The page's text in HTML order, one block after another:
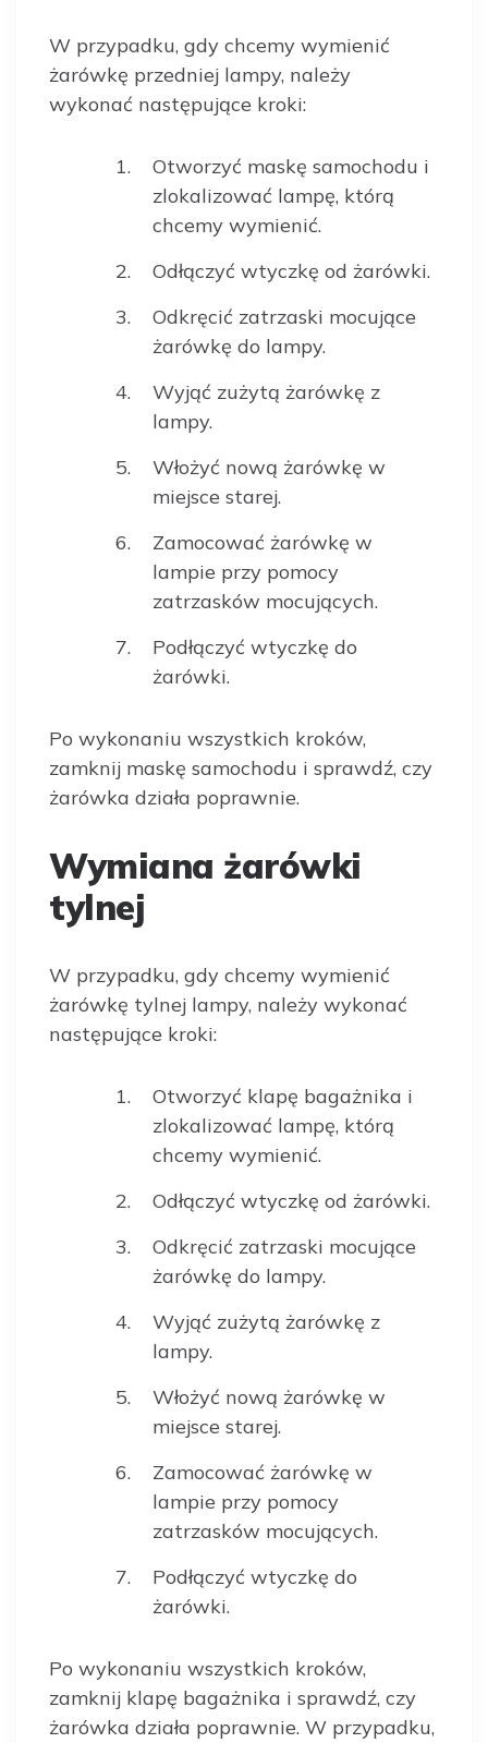
W przypadku, gdy chcemy wymienić
żarówkę przedniej lampy, należy
wykonać następujące kroki:
Otworzyć maskę samochodu i
zlokalizować lampę, którą
chcemy wymienić.
Odłączyć wtyczkę od żarówki.
Odkręcić zatrzaski mocujące
żarówkę do lampy.
Wyjąć zużytą żarówkę z
lampy.
Włożyć nową żarówkę w
miejsce starej.
Zamocować żarówkę w
lampie przy pomocy
zatrzasków mocujących.
Podłączyć wtyczkę do
żarówki.
Po wykonaniu wszystkich kroków,
zamknij maskę samochodu i sprawdź, czy
żarówka działa poprawnie.
Wymiana żarówki
tylnej
W przypadku, gdy chcemy wymienić
żarówkę tylnej lampy, należy wykonać
następujące kroki:
Otworzyć klapę bagażnika i
zlokalizować lampę, którą
chcemy wymienić.
Odłączyć wtyczkę od żarówki.
Odkręcić zatrzaski mocujące
żarówkę do lampy.
Wyjąć zużytą żarówkę z
lampy.
Włożyć nową żarówkę w
miejsce starej.
Zamocować żarówkę w
lampie przy pomocy
zatrzasków mocujących.
Podłączyć wtyczkę do
żarówki.
Po wykonaniu wszystkich kroków,
zamknij klapę bagażnika i sprawdź, czy
żarówka działa poprawnie. W przypadku,